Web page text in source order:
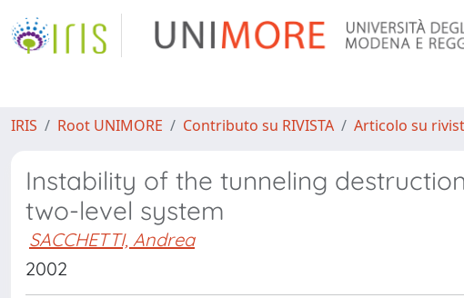
IRIS Root UNIMORE Contributo su RIVISTA Articolo su
Instability of the tunneling
two-level system
SACCHETTI, Andrea
2002